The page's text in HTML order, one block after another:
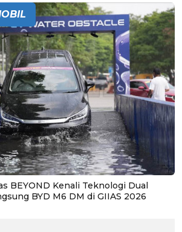
BEYOND Kenali Teknologi Dual
BYD M6 DM di GIIAS 2026